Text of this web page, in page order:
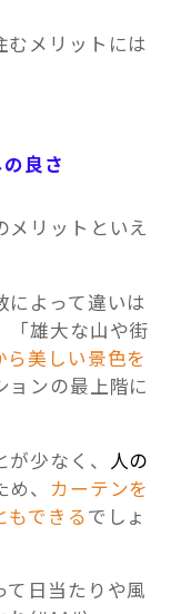
むメリットには
良さ
メリットといえ
よって違いは
「雄大な山や街
ら美しい景色を
ョンの最上階に
少なく、
人の
め、 カーテンを
もできるでしょ
て日当たりや風